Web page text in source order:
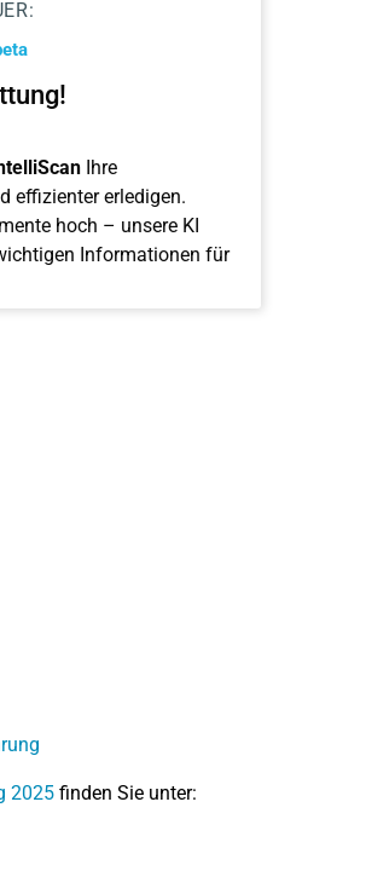
Ihre
effizienter erledigen.
hoch – unsere KI
Informationen für
2025finden Sie unter: